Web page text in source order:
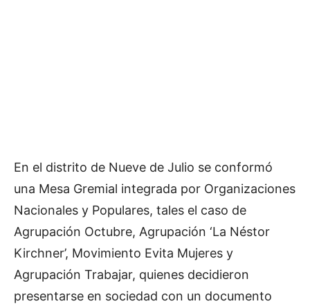
En el distrito de Nueve de Julio se conformó
una Mesa Gremial integrada por Organizaciones
Nacionales y Populares, tales el caso de
Agrupación Octubre, Agrupación ‘La Néstor
Kirchner’, Movimiento Evita Mujeres y
Agrupación Trabajar, quienes decidieron
presentarse en sociedad con un documento